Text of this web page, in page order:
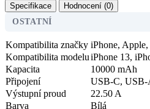
Specifikace
Hodnocení (0)
OSTATNÍ
Kompatibilita značky iPhone,
Kompatibilita modeluiPhone 13,
Kapacita
10000 mAh
Připojení
USB-C,
Výstupní proud
22.50 A
Barva
Bílá